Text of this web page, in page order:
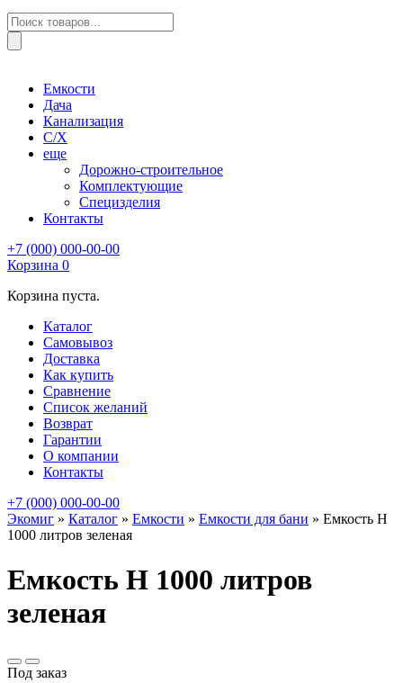
Поиск
товаров
Емкости
Дача
Канализация
С/Х
еще
Дорожно-строительное
Комплектующие
Специзделия
Контакты
+7 (000) 000-00-00
Корзина 0
Корзина пуста.
Каталог
Самовывоз
Доставка
Как купить
Сравнение
Список желаний
Возврат
Гарантии
О компании
Контакты
+7 (000) 000-00-00
Экомиг » Каталог » Емкости » Емкости для бани » Емкость H
1000 литров зеленая
Емкость H 1000 литров
зеленая
Под заказ